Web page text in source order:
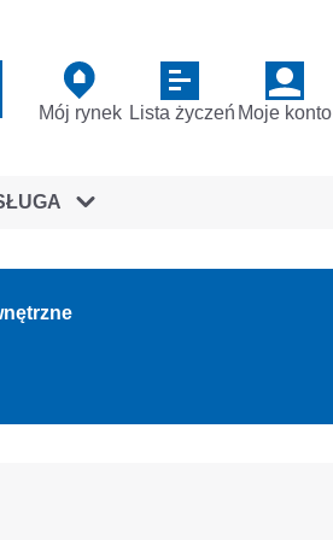
Mój rynek Lista życzeń Moje konto